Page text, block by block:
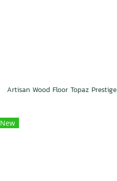
Artisan Wood Floor Topaz Prestige
New